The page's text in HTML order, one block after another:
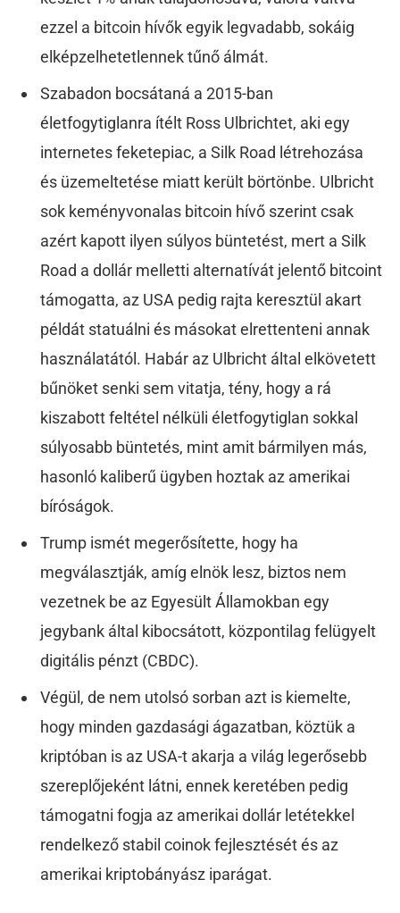
ezzel a bitcoin hívők egyik legvadabb, sokáig
elképzelhetetlennek tűnő álmát.
Szabadon bocsátaná a 2015-ban
életfogytiglanra ítélt Ross Ulbrichtet, aki egy
internetes feketepiac, a Silk Road létrehozása
és üzemeltetése miatt került börtönbe. Ulbricht
sok keményvonalas bitcoin hívő szerint csak
azért kapott ilyen súlyos büntetést, mert a Silk
Road a dollár melletti alternatívát jelentő bitcoint
támogatta, az USA pedig rajta keresztül akart
példát statuálni és másokat elrettenteni annak
használatától. Habár az Ulbricht által elkövetett
bűnöket senki sem vitatja, tény, hogy a rá
kiszabott feltétel nélküli életfogytiglan sokkal
súlyosabb büntetés, mint amit bármilyen más,
hasonló kaliberű ügyben hoztak az amerikai
bíróságok.
Trump ismét megerősítette, hogy ha
megválasztják, amíg elnök lesz, biztos nem
vezetnek be az Egyesült Államokban egy
jegybank által kibocsátott, központilag felügyelt
digitális pénzt (CBDC).
Végül, de nem utolsó sorban azt is kiemelte,
hogy minden gazdasági ágazatban, köztük a
kriptóban is az USA-t akarja a világ legerősebb
szereplőjeként látni, ennek keretében pedig
támogatni fogja az amerikai dollár letétekkel
rendelkező stabil coinok fejlesztését és az
amerikai kriptobányász iparágat.